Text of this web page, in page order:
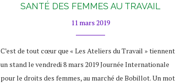
SANTÉ DES FEMMES AU TRAVAIL
11 mars 2019
C’est de tout cœur que « Les Ateliers du Travail » tiennent
un stand le vendredi 8 mars 2019 Journée Internationale
pour le droits des femmes, au marché de Bobillot. Un mot